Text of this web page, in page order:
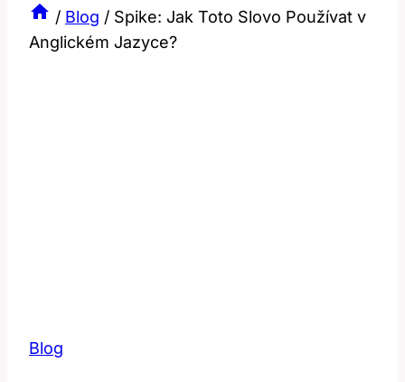
/ Blog / Spike: Jak Toto Slovo Používat v
Anglickém Jazyce?
Blog